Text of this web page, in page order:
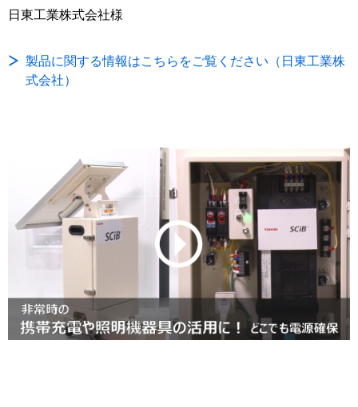
日東工業株式会社様
製品に関する情報はこちらをご覧ください（日東工業株
式会社）